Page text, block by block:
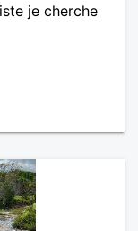
je cherche